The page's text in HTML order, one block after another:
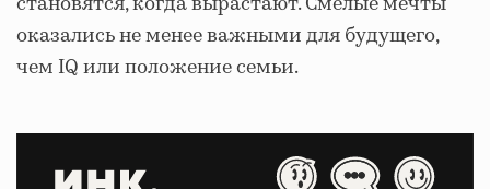
оказались не менее важными для будущего,
чем IQ или положение семьи.